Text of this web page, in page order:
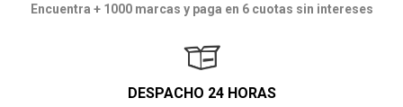
Encuentra + 1000 marcas y paga en 6 cuotas sin intereses
DESPACHO 24 HORAS